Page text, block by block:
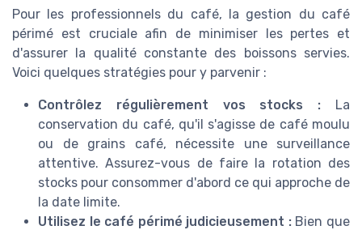
Pour les professionnels du café, la gestion du café
périmé est cruciale afin de minimiser les pertes et
d'assurer la qualité constante des boissons servies.
Voici quelques stratégies pour y parvenir :
Contrôlez régulièrement vos stocks : La
conservation du café, qu'il s'agisse de café moulu
ou de grains café, nécessite une surveillance
attentive. Assurez-vous de faire la rotation des
stocks pour consommer d'abord ce qui approche de
la date limite.
Utilisez le café périmé judicieusement :Bien que